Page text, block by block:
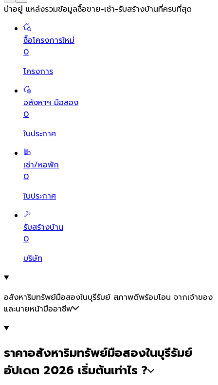
น่าอยู่ แหล่งรวมข้อมูลซื้อขาย-เช่า-รับสร้างบ้านที่ครบที่สุด
ซื้อโครงการใหม่
0
โครงการ
อสังหาฯ มือสอง
0
ใบประกาศ
เช่า/หอพัก
0
ใบประกาศ
รับสร้างบ้าน
0
บริษัท
อสังหาริมทรัพย์มือสองในบุรีรัมย์ สภาพดีพร้อมโอน จากเจ้าของ
และนายหน้ามืออาชีพ
ราคาอสังหาริมทรัพย์มือสองในบุรีรัมย์
อัปเดต 2026 เริ่มต้นเท่าไร ?